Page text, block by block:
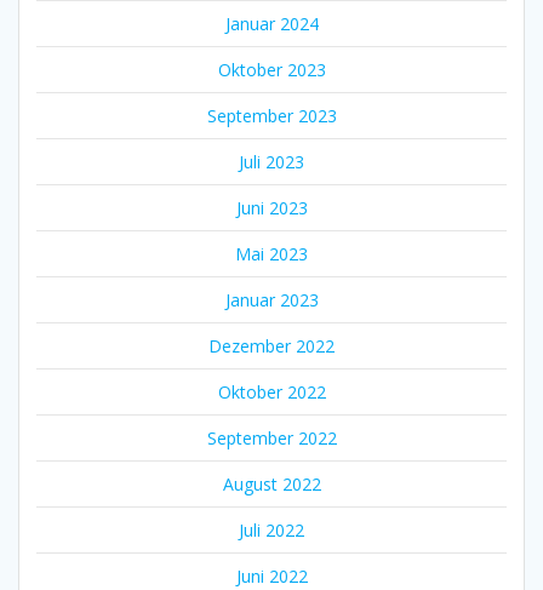
Januar 2024
Oktober 2023
September 2023
Juli 2023
Juni 2023
Mai 2023
Januar 2023
Dezember 2022
Oktober 2022
September 2022
August 2022
Juli 2022
Juni 2022